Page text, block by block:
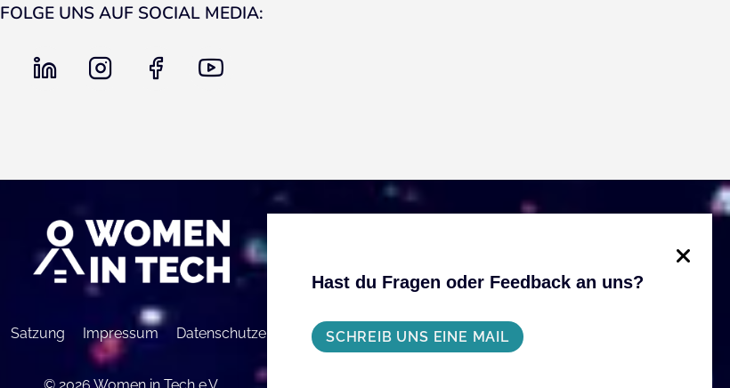
FOLGE UNS AUF SOCIAL MEDIA:
linkedin instagram
Satzung Impressum Datenschutzerklärung
© 2026 Women in Tech e.V.
Hast du Fragen oder Feedback an uns?
SCHREIB UNS EINE MAIL